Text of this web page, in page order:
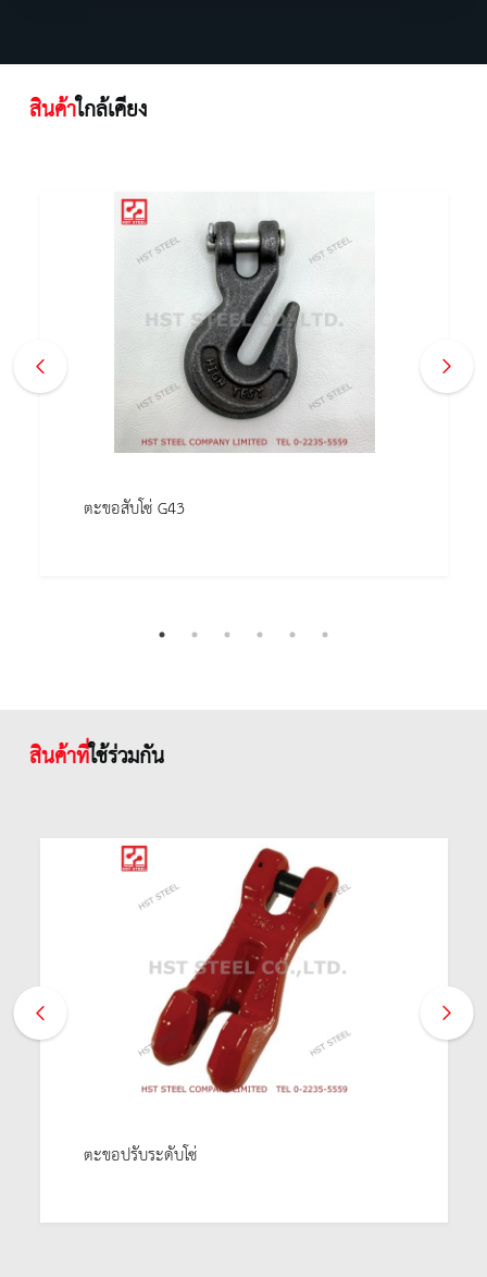
สินค้าใกล้เคียง
ตะขอสับโซ่ G43
สินค้าที่ใช้ร่วมกัน
ตะขอปรับระดับโซ่